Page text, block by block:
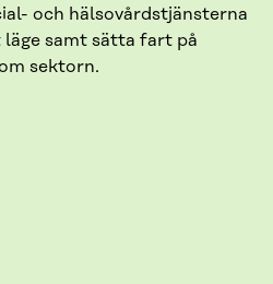
och hälsovårdstjänsterna
samt sätta fart på
sektorn.